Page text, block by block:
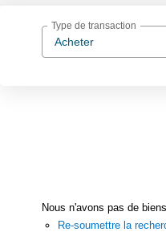
Acheter
Type de transaction
Nous n'avons pas de
Re-soumettre la